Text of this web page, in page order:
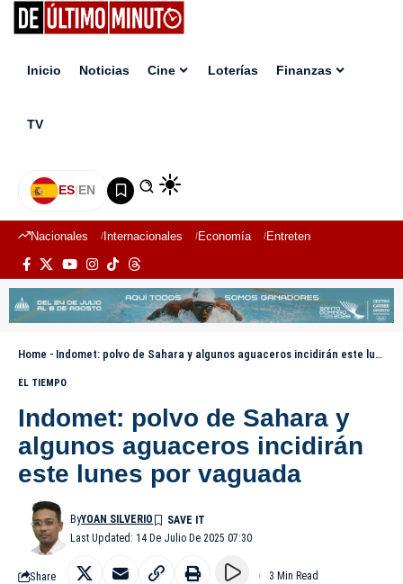
Inicio Noticias Cine Loterías Finanzas
TV
ES|EN
Nacionales Internacionales Economía Entretenimiento
Home - Indomet: polvo de Sahara y algunos aguaceros incidirán este lunes por vaguada
EL TIEMPO
Indomet: polvo de Sahara y
algunos aguaceros incidirán
este lunes por vaguada
Last Updated: 14 De Julio De 2025 07:30
ByYOAN SILVERIO
Share 3 Min Read